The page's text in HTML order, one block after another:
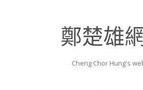
鄭楚雄
Cheng Chor Hung's